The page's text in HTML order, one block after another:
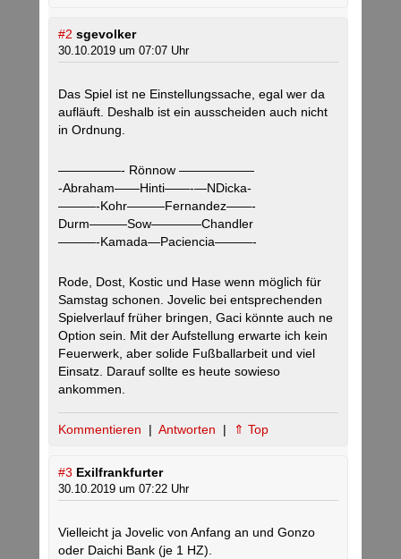
#2 sgevolker
30.10.2019 um 07:07 Uhr
Das Spiel ist ne Einstellungssache, egal wer da
aufläuft. Deshalb ist ein ausscheiden auch nicht
in Ordnung.
—————- Rönnow ——————
-Abraham——Hinti——-—NDicka-
———-Kohr———Fernandez——-
Durm———Sow————Chandler
———-Kamada—Paciencia———-
Rode, Dost, Kostic und Hase wenn möglich für
Samstag schonen. Jovelic bei entsprechenden
Spielverlauf früher bringen, Gaci könnte auch ne
Option sein. Mit der Aufstellung erwarte ich kein
Feuerwerk, aber solide Fußballarbeit und viel
Einsatz. Darauf sollte es heute sowieso
ankommen.
Kommentieren | Antworten | ⇑ Top
#3 Exilfrankfurter
30.10.2019 um 07:22 Uhr
Vielleicht ja Jovelic von Anfang an und Gonzo
oder Daichi Bank (je 1 HZ).